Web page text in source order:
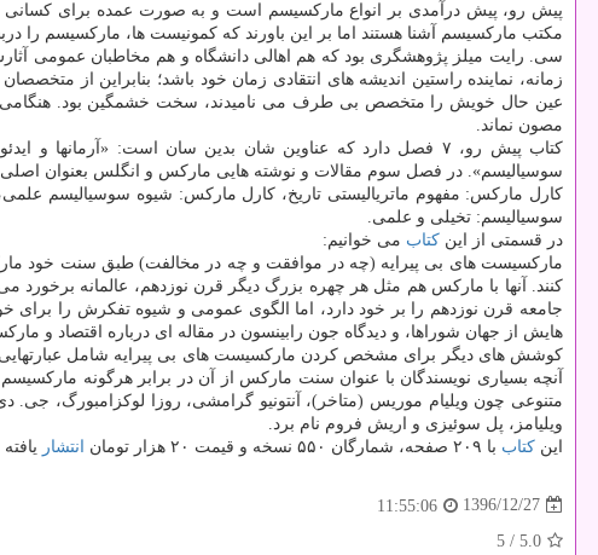
پیش رو، پیش درآمدی بر انواع ماركسیسم است و به صورت عمده برای كسانی
مكتب ماركسیسم آشنا هستند اما بر این باورند كه كمونیست ها، ماركسیسم را
سی. رایت میلز پژوهشگری بود كه هم اهالی دانشگاه و هم مخاطبان عمومی
زمانه، نماینده راستین اندیشه های انتقادی زمان خود باشد؛ بنابراین از
عین حال خویش را متخصص بی طرف می نامیدند، سخت خشمگین بود. هنگامی كه
مصون نماند.
كتاب پیش رو، ۷ فصل دارد كه عناوین شان بدین سان است:
سوسیالیسم». در فصل سوم مقالات و نوشته هایی ماركس و انگلس بعنوان اصلی
كارل ماركس: مفهوم ماتریالیستی تاریخ، كارل ماركس: شیوه سوسیالیسم
سوسیالیسم: تخیلی و علمی.
در قسمتی از این كتاب می خوانیم:
ماركسیست های بی پیرایه (چه در موافقت و چه در مخالفت) طبق سنت خود
كنند. آنها با ماركس هم مثل هر چهره بزرگ دیگر قرن نوزدهم، عالمانه برخورد
جامعه قرن نوزدهم را بر خود دارد، اما الگوی عمومی و شیوه تفكرش را برای
هایش از جهان شوراها، و دیدگاه جون رابینسون در مقاله ای درباره اقتصاد و
كوشش های دیگر برای مشخص كردن ماركسیست های بی پیرایه شامل عبارتهایی
آنچه بسیاری نویسندگان با عنوان سنت ماركس از آن در برابر هرگونه
متنوعی چون ویلیام موریس (متاخر)، آنتونیو گرامشی، روزا لوكزامبورگ، جی.
ویلیامز، پل سوئیزی و اریش فروم نام برد.
این كتاب با ۲۰۹ صفحه، شمارگان ۵۵۰ نسخه و قیمت ۲۰ هزار تومان انتشار
1396/12/27
11:55:06
5.0
/ 5